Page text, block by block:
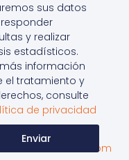
sus datos
y realizar
estadísticos.
información
el tratamiento y
consulte
de privacidad
Enviar